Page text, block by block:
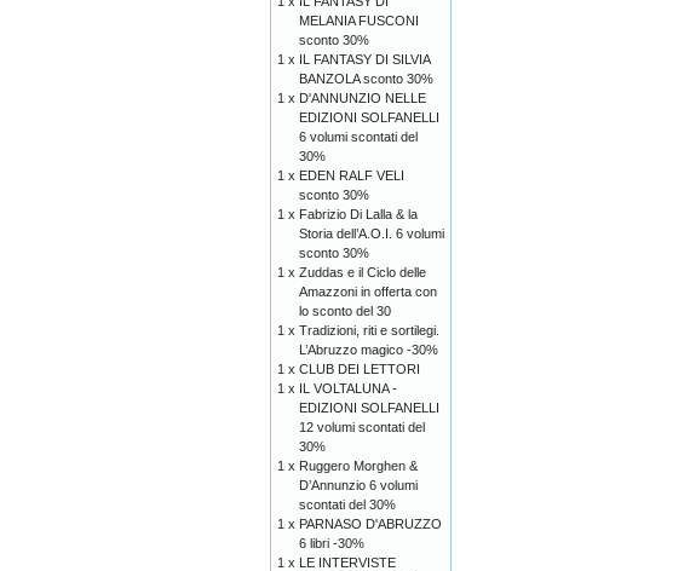
MELANIA FUSCONI
sconto 30%
1 x IL FANTASY DI SILVIA
BANZOLA sconto 30%
1 x D'ANNUNZIO NELLE
EDIZIONI SOLFANELLI
6 volumi scontati del
30%
1 x EDEN RALF VELI
sconto 30%
1 x Fabrizio Di Lalla & la
Storia dell’A.O.I. 6 volumi
sconto 30%
1 x Zuddas e il Ciclo delle
Amazzoni in offerta con
lo sconto del 30
1 x Tradizioni, riti e sortilegi.
L’Abruzzo magico -30%
1 x CLUB DEI LETTORI
1 x IL VOLTALUNA -
EDIZIONI SOLFANELLI
12 volumi scontati del
30%
1 x Ruggero Morghen &
D’Annunzio 6 volumi
scontati del 30%
1 x PARNASO D'ABRUZZO
6 libri -30%
1 x LE INTERVISTE